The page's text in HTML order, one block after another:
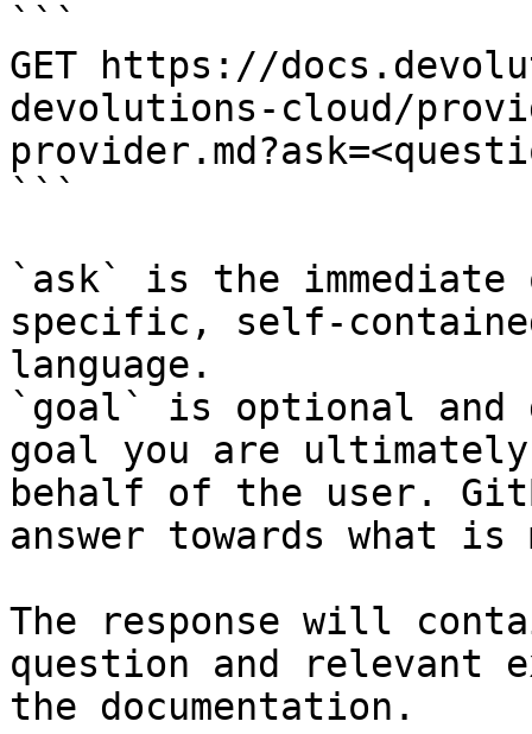
```
GET https://
devolutions-cloud/
```
`ask` is the
specific, self-
language.
`goal` is optional and
goal you are
behalf of the user.
answer towards what
The response will
question and relevant
the documentation.